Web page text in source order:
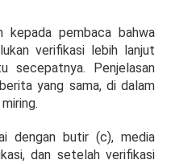
kepada pembaca bahwa
verifikasi lebih lanjut
secepatnya. Penjelasan
yang sama, di dalam
dengan butir (c), media
dan setelah verifikasi